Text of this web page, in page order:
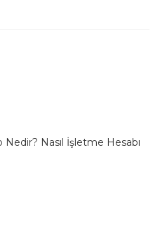
Nasıl İşletme Hesabı